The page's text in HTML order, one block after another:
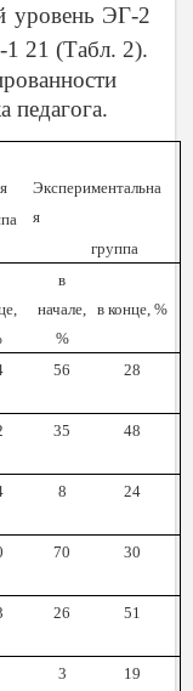
уровень ЭГ-2
1 21 (Табл. 2).
педагога.
Экспериментальна
я
группа
в
начале,
%
в конце, %
56 28
35 48
8 24
70 30
26 51
3 19